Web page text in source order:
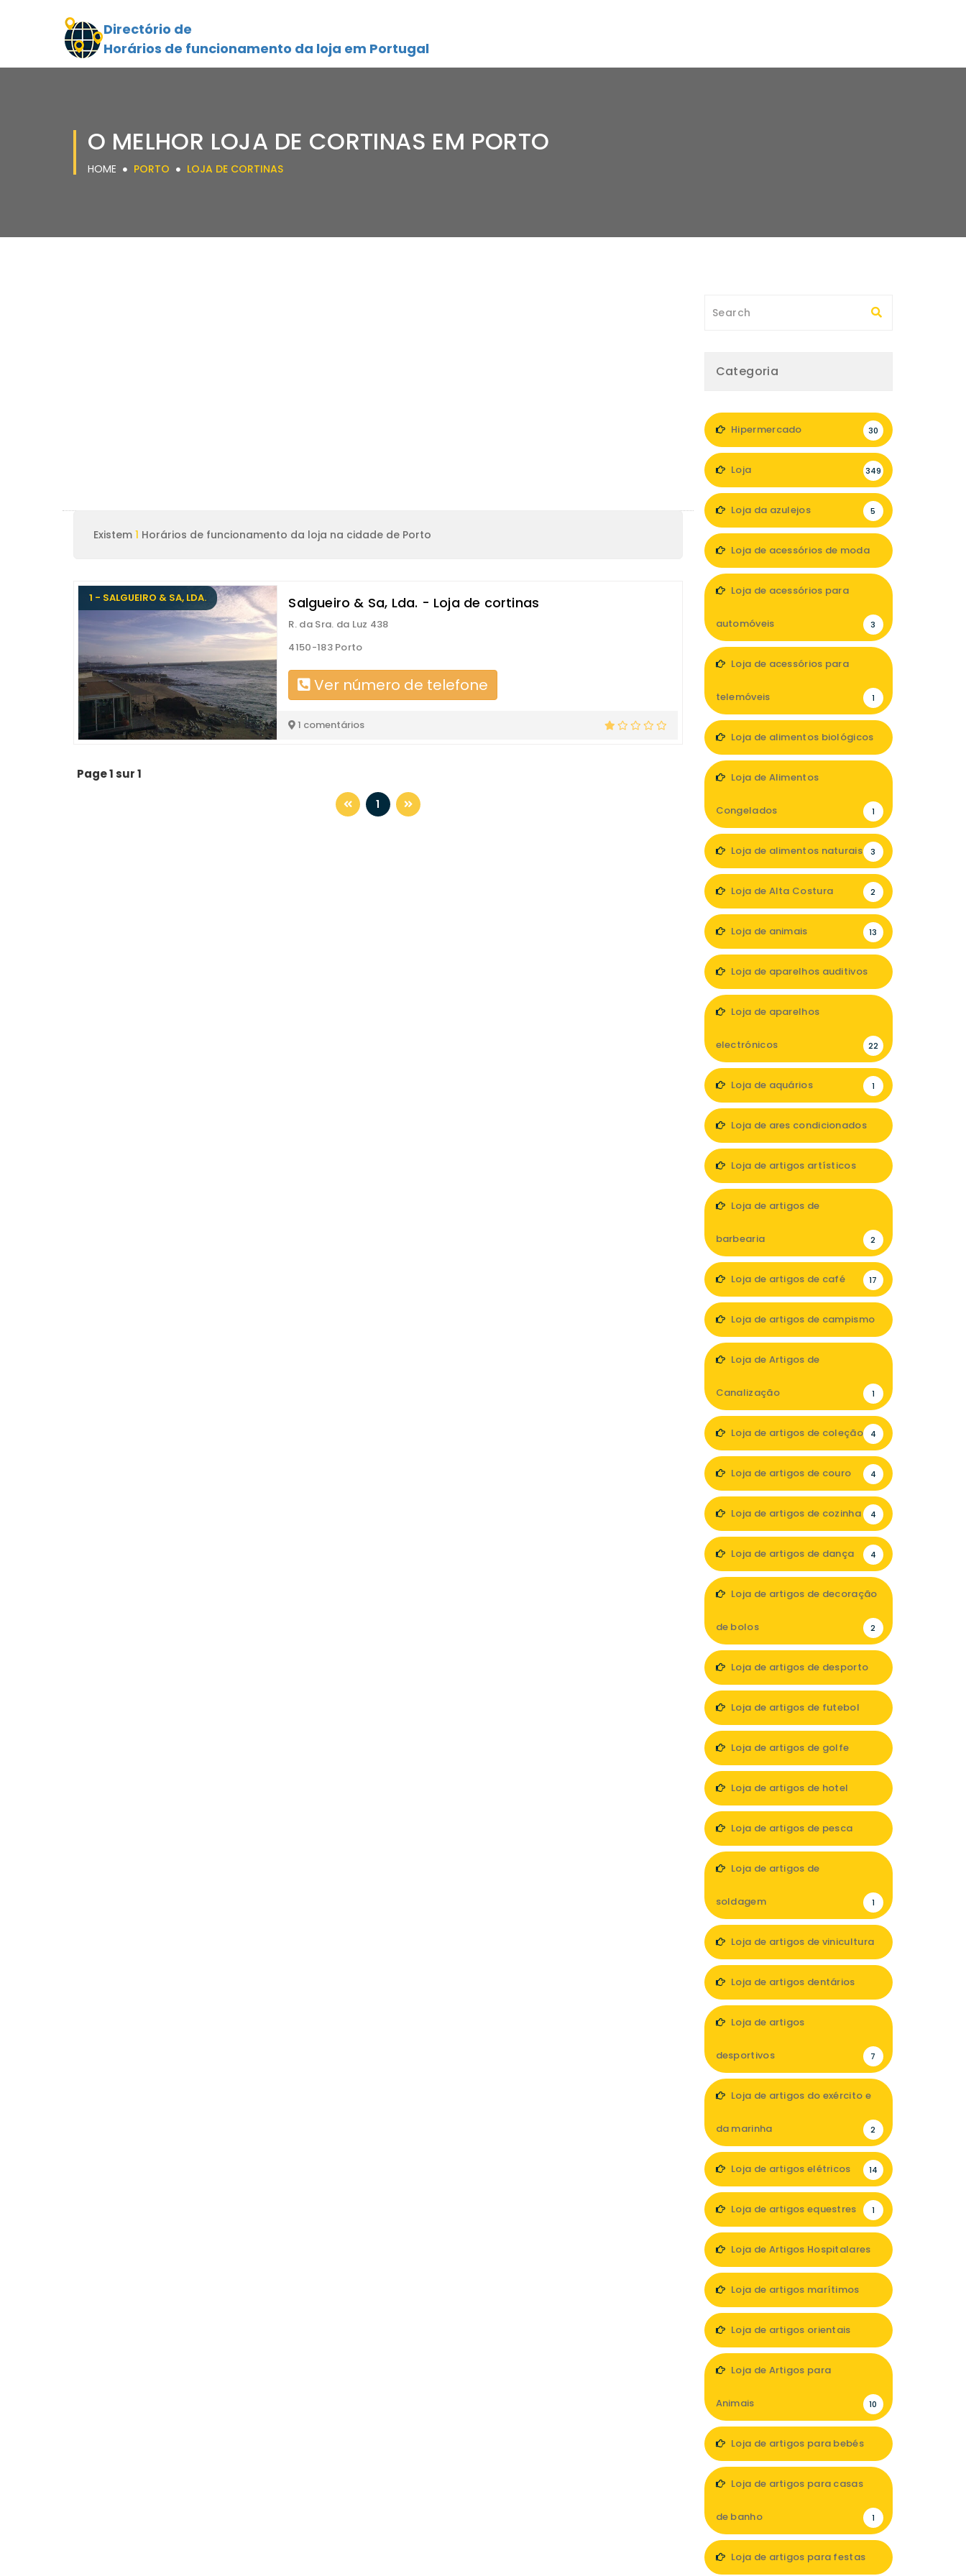
Directório de
Horários de funcionamento da loja em Portugal
O MELHOR LOJA DE CORTINAS EM PORTO
HOME PORTO LOJA DE CORTINAS
Existem 1 Horários de funcionamento da loja na cidade de Porto
1 - SALGUEIRO & SA, LDA. Salgueiro & Sa, Lda. - Loja de cortinas
R. da Sra. da Luz 438
4150-183 Porto
Ver número de telefone
1 comentários
Page 1 sur 1
1
Categoria
Hipermercado 30
Loja 349
Loja da azulejos 5
Loja de acessórios de moda
Loja de acessórios para
automóveis 3
Loja de acessórios para
telemóveis 1
Loja de alimentos biológicos
Loja de Alimentos
Congelados 1
Loja de alimentos naturais 3
Loja de Alta Costura 2
Loja de animais 13
Loja de aparelhos auditivos
Loja de aparelhos
electrónicos 22
Loja de aquários 1
Loja de ares condicionados
Loja de artigos artísticos
Loja de artigos de
barbearia 2
Loja de artigos de café 17
Loja de artigos de campismo
Loja de Artigos de
Canalização 1
Loja de artigos de coleção 4
Loja de artigos de couro 4
Loja de artigos de cozinha 4
Loja de artigos de dança 4
Loja de artigos de decoração
de bolos 2
Loja de artigos de desporto
Loja de artigos de futebol
Loja de artigos de golfe
Loja de artigos de hotel
Loja de artigos de pesca
Loja de artigos de
soldagem 1
Loja de artigos de vinicultura
Loja de artigos dentários
Loja de artigos
desportivos 7
Loja de artigos do exército e
da marinha 2
Loja de artigos elétricos 14
Loja de artigos equestres 1
Loja de Artigos Hospitalares
Loja de artigos marítimos
Loja de artigos orientais
Loja de Artigos para
Animais 10
Loja de artigos para bebés
Loja de artigos para casas
de banho 1
Loja de artigos para festas